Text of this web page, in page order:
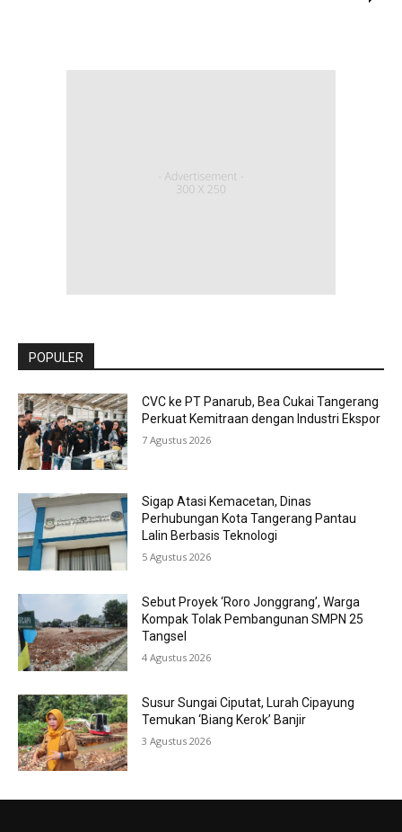
POPULER
CVC ke PT Panarub, Bea Cukai Tangerang
Perkuat Kemitraan dengan Industri Ekspor
7 Agustus 2026
Sigap Atasi Kemacetan, Dinas
Perhubungan Kota Tangerang Pantau
Lalin Berbasis Teknologi
5 Agustus 2026
Sebut Proyek ‘Roro Jonggrang’, Warga
Kompak Tolak Pembangunan SMPN 25
Tangsel
4 Agustus 2026
Susur Sungai Ciputat, Lurah Cipayung
Temukan ‘Biang Kerok’ Banjir
3 Agustus 2026